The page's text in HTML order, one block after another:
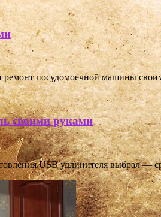
ремонт посудомоечной машины
своими руками
USB удлинителя выбрал —